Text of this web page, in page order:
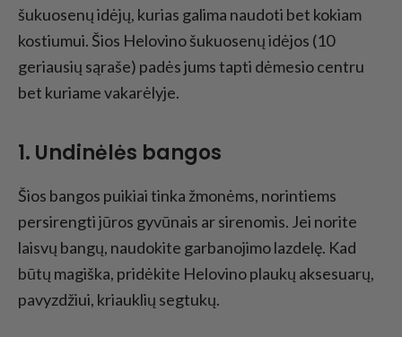
šukuosenų idėjų, kurias galima naudoti bet kokiam
kostiumui. Šios Helovino šukuosenų idėjos (10
geriausių sąraše) padės jums tapti dėmesio centru
bet kuriame vakarėlyje.
1. Undinėlės bangos
Šios bangos puikiai tinka žmonėms, norintiems
persirengti jūros gyvūnais ar sirenomis. Jei norite
laisvų bangų, naudokite garbanojimo lazdelę. Kad
būtų magiška, pridėkite Helovino plaukų aksesuarų,
pavyzdžiui, kriauklių segtukų.